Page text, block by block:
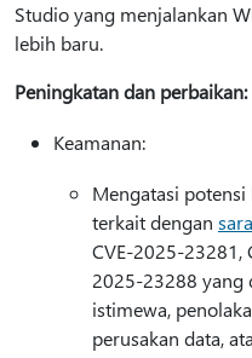
Studio yang menjalankan
lebih baru.
Peningkatan dan perbaikan:
Keamanan:
Mengatasi
terkait dengan
CVE-2025-23281,
2025-23288 yang
istimewa,
perusakan data,